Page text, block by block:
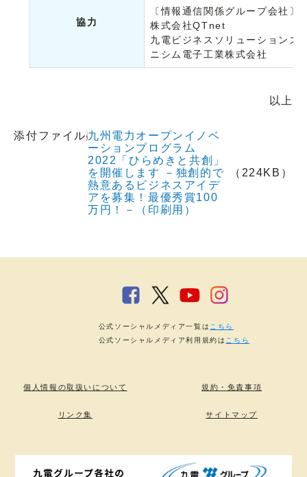
協力
〔情報通信関係グループ会社〕
株式会社QTnet
九電ビジネスソリューションズ
ニシム電子工業株式会社
以上
添付ファイル 九州電力オープンイノベ
ーションプログラム
2022「ひらめきと共創」
を開催します －独創的で
熱意あるビジネスアイデ
アを募集！最優秀賞100
万円！－（印刷用）
（224KB）
個人情報の取扱いについて 規約・免責事項
リンク集 サイトマップ
公式ソーシャルメディア一覧は こちら
公式ソーシャルメディア利用規約は こちら